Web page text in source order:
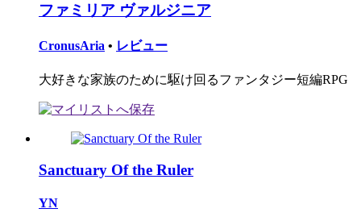
ファミリア ヴァルジニア
CronusAria • レビュー
大好きな家族のために駆け回るファンタジー短編RPG
Sanctuary Of the Ruler
YN